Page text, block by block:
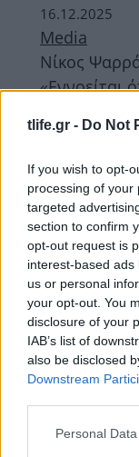
tlife.gr - Do Not
If you wish to opt-
processing of your
targeted
section to confirm
opt-out request is
interest-based
us or personal
your opt-out. You
disclosure of your
IAB’s list of
also be disclosed
Downstream
Please note that
Personal
16.12.2025
Media
Νίκος
«Εννοείται
Νίκος